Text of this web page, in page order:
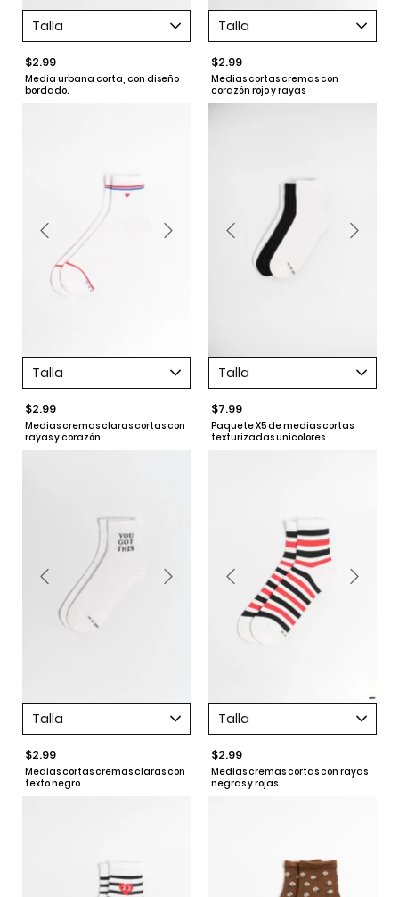
Talla
$2.99
Media urbana corta, con diseño
bordado.
Talla
$2.99
Medias cortas cremas con
corazón rojo y rayas
Talla
$2.99
Medias cremas claras cortas con
rayas y corazón
Talla
$7.99
Paquete X5 de medias cortas
texturizadas unicolores
Talla
$2.99
Medias cortas cremas claras con
texto negro
Talla
$2.99
Medias cremas cortas con rayas
negras y rojas